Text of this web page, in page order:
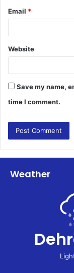
Email *
Website
Save my name,
time I comment.
Weather